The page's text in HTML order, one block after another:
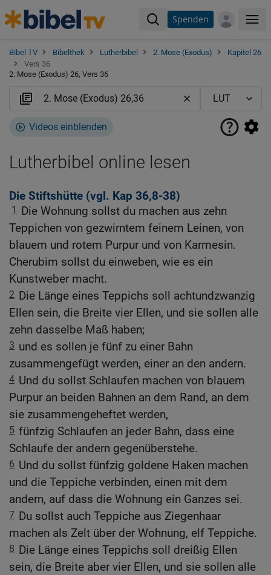
Spenden
Bibel TV Bibelthek Lutherbibel 2. Mose (Exodus)
Kapitel 26
Vers 36
2. Mose (Exodus) 26, Vers 36
Videos einblenden
Lutherbibel online lesen
Die Stiftshütte (vgl. Kap 36,8-38)
1
Die Wohnung sollst du machen aus zehn
Teppichen von gezwirntem feinem Leinen, von
blauem und rotem Purpur und von Karmesin.
Cherubim sollst du einweben, wie es ein
Kunstweber macht.
2 Die Länge eines Teppichs soll achtundzwanzig
Ellen sein, die Breite vier Ellen, und sie sollen alle
zehn dasselbe Maß haben;
3 und es sollen je fünf zu einer Bahn
zusammengefügt werden, einer an den andern.
4 Und du sollst Schlaufen machen von blauem
Purpur an beiden Bahnen an dem Rand, an dem
sie zusammengeheftet werden,
5 fünfzig Schlaufen an jeder Bahn, dass eine
Schlaufe der andern gegenüberstehe.
6 Und du sollst fünfzig goldene Haken machen
und die Teppiche verbinden, einen mit dem
andern, auf dass die Wohnung ein Ganzes sei.
7 Du sollst auch Teppiche aus Ziegenhaar
machen als Zelt über der Wohnung, elf Teppiche.
8 Die Länge eines Teppichs soll dreißig Ellen
sein, die Breite aber vier Ellen, und sie sollen alle